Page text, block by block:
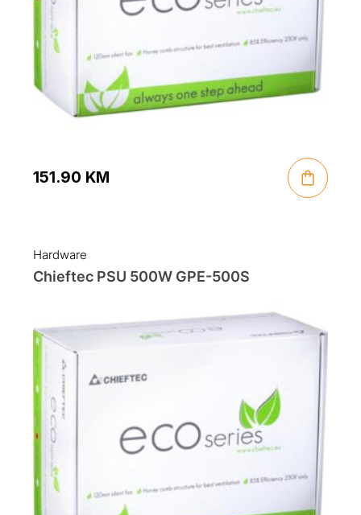
151.90 KM
Hardware
Chieftec PSU 500W GPE-500S